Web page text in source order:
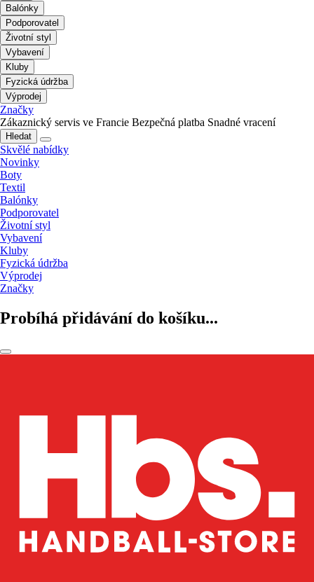
Balónky
Podporovatel
Životní styl
Vybavení
Kluby
Fyzická údržba
Výprodej
Značky
Zákaznický servis ve Francie Bezpečná platba Snadné vracení
Hledat
Skvělé nabídky
Novinky
Boty
Textil
Balónky
Podporovatel
Životní styl
Vybavení
Kluby
Fyzická údržba
Výprodej
Značky
Probíhá přidávání do košíku...